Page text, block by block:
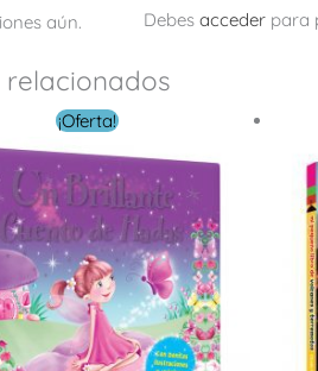
aún. Debes acceder para
relacionados
¡Oferta!
precio
original
era:
$ 10.00.
El
precio
actual
es:
$ 5.00.